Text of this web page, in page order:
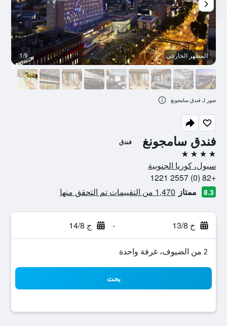
فندق سامجونغ فندق
4 نجوم
سيول، كوريا الجنوبية
+82 (0) 2557 1221
8.3 ممتاز 1,470 من التقييمات تم التحقق منها
خ 13/8 - ج 14/8
2 من الضيوف، غرفة واحدة
بحث
المظهر الخارجي 1/9
صور لـ فندق سامجونغ